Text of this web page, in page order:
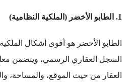
1. الطابو الأخضر (الملكية النظامية)
الطابو الأخضر هو أقوى أشكال
السجل العقاري الرسمي، ويتضمن
العقار من حيث الموقع، والمساحة،